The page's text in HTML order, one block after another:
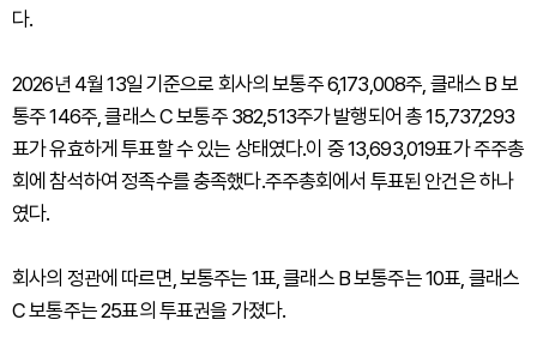
다.
2026년 4월 13일 기준으로 회사의 보통주 6,173,008주, 클래스 B 보
통주 146주, 클래스 C 보통주 382,513주가 발행되어 총 15,737,293
표가 유효하게 투표할 수 있는 상태였다.이 중 13,693,019표가 주주총
회에 참석하여 정족수를 충족했다.주주총회에서 투표된 안건은 하나
였다.
회사의 정관에 따르면, 보통주는 1표, 클래스 B 보통주는 10표, 클래스
C 보통주는 25표의 투표권을 가졌다.